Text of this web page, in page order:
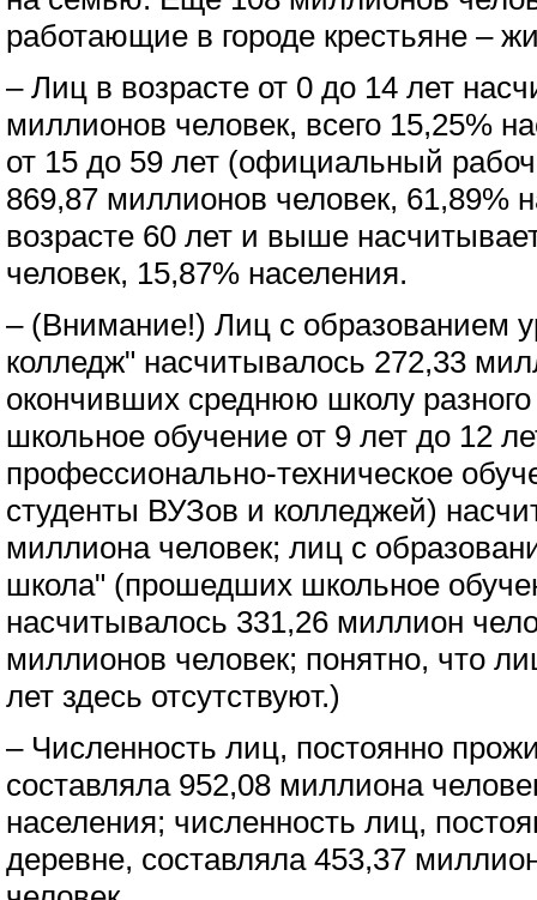
работающие в городе крестьяне –
– Лиц в возрасте от 0 до 14 лет
миллионов человек, всего 15,25%
от 15 до 59 лет (официальный
869,87 миллионов человек, 61,89%
возрасте 60 лет и выше
человек, 15,87% населения.
– (Внимание!) Лиц с образованием
колледж" насчитывалось 272,33
окончивших среднюю школу
школьное обучение от 9 лет до 12
профессионально-техническое
студенты ВУЗов и колледжей)
миллиона человек; лиц с
школа" (прошедших школьное
насчитывалось 331,26 миллион
миллионов человек; понятно, что
лет здесь отсутствуют.)
– Численность лиц, постоянно
составляла 952,08 миллиона
населения; численность лиц,
деревне, составляла 453,37